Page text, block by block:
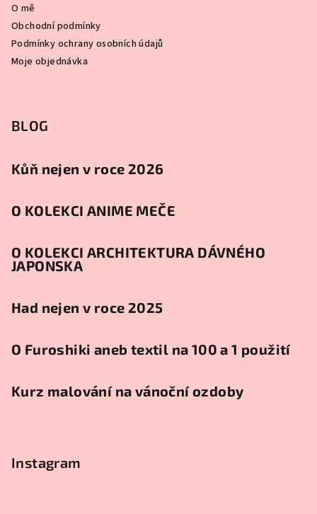
O mě
Obchodní podmínky
Podmínky ochrany osobních údajů
Moje objednávka
BLOG
Kůň nejen v roce 2026
O KOLEKCI ANIME MEČE
O KOLEKCI ARCHITEKTURA DÁVNÉHO
JAPONSKA
Had nejen v roce 2025
O Furoshiki aneb textil na 100 a 1 použití
Kurz malování na vánoční ozdoby
Instagram